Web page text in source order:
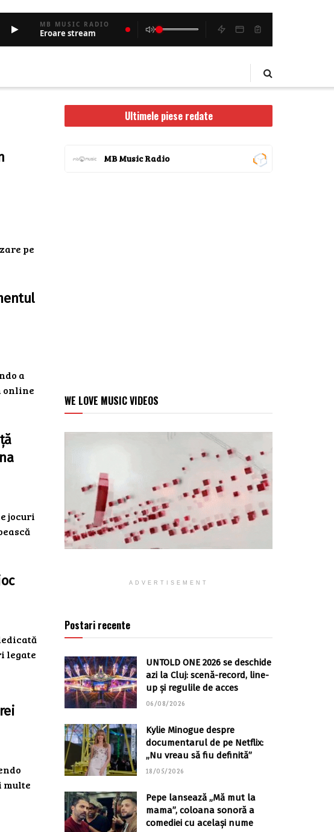
MB MUSIC RADIO
Eroare stream
pe
a
online
jocuri
legate
multe
Ultimele piese redate
MB Music Radio
WE LOVE MUSIC VIDEOS
ADVERTISEMENT
Postari recente
UNTOLD ONE 2026 se deschide
azi la Cluj: scenă-record, line-
up și regulile de acces
06/08/2026
Kylie Minogue despre
documentarul de pe Netflix:
„Nu vreau să fiu definită”
18/05/2026
Pepe lansează „Mă mut la
mama”, coloana sonoră a
comediei cu același nume